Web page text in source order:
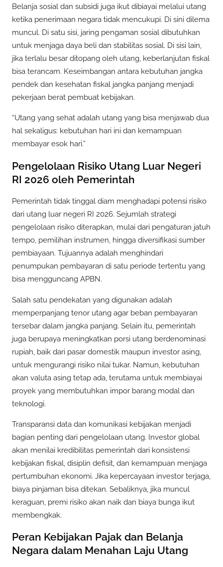
Belanja sosial dan subsidi juga ikut dibiayai melalui utang
ketika penerimaan negara tidak mencukupi. Di sini dilema
muncul. Di satu sisi, jaring pengaman sosial dibutuhkan
untuk menjaga daya beli dan stabilitas sosial. Di sisi lain,
jika terlalu besar ditopang oleh utang, keberlanjutan fiskal
bisa terancam. Keseimbangan antara kebutuhan jangka
pendek dan kesehatan fiskal jangka panjang menjadi
pekerjaan berat pembuat kebijakan.
“Utang yang sehat adalah utang yang bisa menjawab dua
hal sekaligus: kebutuhan hari ini dan kemampuan
membayar esok hari.”
Pengelolaan Risiko Utang Luar Negeri
RI 2026 oleh Pemerintah
Pemerintah tidak tinggal diam menghadapi potensi risiko
dari utang luar negeri RI 2026. Sejumlah strategi
pengelolaan risiko diterapkan, mulai dari pengaturan jatuh
tempo, pemilihan instrumen, hingga diversifikasi sumber
pembiayaan. Tujuannya adalah menghindari
penumpukan pembayaran di satu periode tertentu yang
bisa mengguncang APBN.
Salah satu pendekatan yang digunakan adalah
memperpanjang tenor utang agar beban pembayaran
tersebar dalam jangka panjang. Selain itu, pemerintah
juga berupaya meningkatkan porsi utang berdenominasi
rupiah, baik dari pasar domestik maupun investor asing,
untuk mengurangi risiko nilai tukar. Namun, kebutuhan
akan valuta asing tetap ada, terutama untuk membiayai
proyek yang membutuhkan impor barang modal dan
teknologi.
Transparansi data dan komunikasi kebijakan menjadi
bagian penting dari pengelolaan utang. Investor global
akan menilai kredibilitas pemerintah dari konsistensi
kebijakan fiskal, disiplin defisit, dan kemampuan menjaga
pertumbuhan ekonomi. Jika kepercayaan investor terjaga,
biaya pinjaman bisa ditekan. Sebaliknya, jika muncul
keraguan, premi risiko akan naik dan biaya bunga ikut
membengkak.
Peran Kebijakan Pajak dan Belanja
Negara dalam Menahan Laju Utang